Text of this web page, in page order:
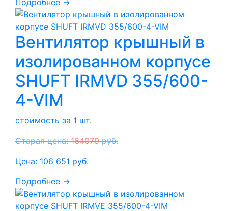
Подробнее →
Вентилятор крышный в
изолированном корпусе
SHUFT IRMVD 355/600-
4-VIM
стоимость за 1 шт.
Старая цена:164079руб.
Цена: 106 651 руб.
Подробнее →